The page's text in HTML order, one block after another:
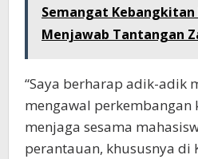
Semangat Kebangkitan
Menjawab Tantangan
“Saya berharap adik-adik
mengawal perkembangan
menjaga sesama
perantauan, khususnya di